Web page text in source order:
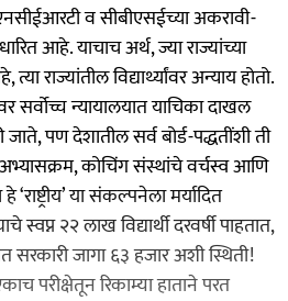
व सीबीएसईच्या अकरावी-
आहे. याचाच अर्थ, ज्या राज्यांच्या
राज्यांतील विद्यार्थ्यांवर अन्याय होतो.
सर्वोच्च न्यायालयात याचिका दाखल
पण देशातील सर्व बोर्ड-पद्धतींशी ती
कोचिंग संस्थांचे वर्चस्व आणि
‘राष्ट्रीय’ या संकल्पनेला मर्यादित
स्वप्न २२ लाख विद्यार्थी दरवर्षी पाहतात,
सरकारी जागा ६३ हजार अशी स्थिती!
परीक्षेतून रिकाम्या हाताने परत